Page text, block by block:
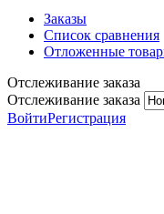
Заказы
Список сравнения
Отложенные
Отслеживание заказа
Отслеживание заказа
ВойтиРегистрация